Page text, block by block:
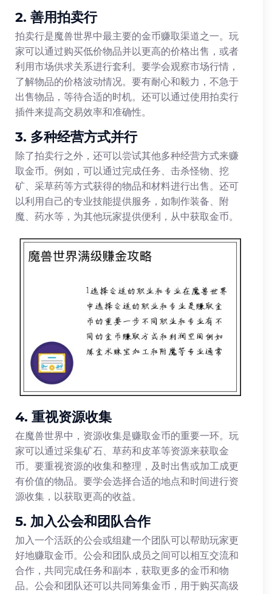
2. 善用拍卖行
拍卖行是魔兽世界中最主要的金币赚取渠道之一。玩
家可以通过购买低价物品并以更高的价格出售，或者
利用市场供求关系进行套利。要学会观察市场行情，
了解物品的价格波动情况。要有耐心和毅力，不急于
出售物品，等待合适的时机。还可以通过使用拍卖行
插件来提高交易效率和准确性。
3. 多种经营方式并行
除了拍卖行之外，还可以尝试其他多种经营方式来赚
取金币。例如，可以通过完成任务、击杀怪物、挖
矿、采草药等方式获得的物品和材料进行出售。还可
以利用自己的专业技能提供服务，如制作装备、附
魔、药水等，为其他玩家提供便利，从中获取金币。
4. 重视资源收集
在魔兽世界中，资源收集是赚取金币的重要一环。玩
家可以通过采集矿石、草药和皮革等资源来获取金
币。要重视资源的收集和整理，及时出售或加工成更
有价值的物品。要学会选择合适的地点和时间进行资
源收集，以获取更高的收益。
5. 加入公会和团队合作
加入一个活跃的公会或组建一个团队可以帮助玩家更
好地赚取金币。公会和团队成员之间可以相互交流和
合作，共同完成任务和副本，获取更多的金币和物
品。公会和团队还可以共同筹集金币，用于购买高级